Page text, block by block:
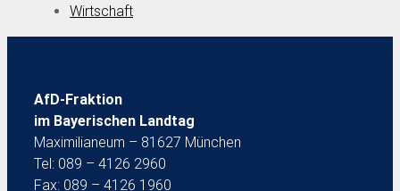
Wirtschaft
AfD-Fraktion
im Bayerischen Landtag
Maximilianeum – 81627 München
Tel: 089 – 4126 2960
Fax: 089 – 4126 1960